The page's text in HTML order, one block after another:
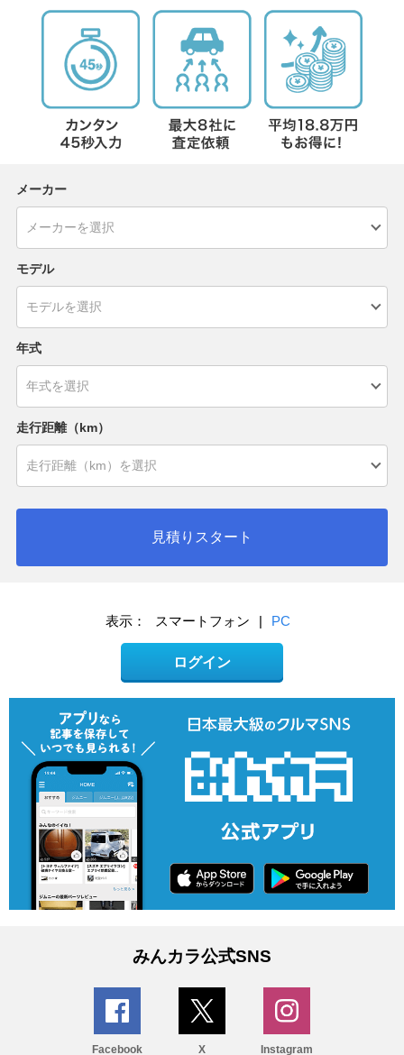
メーカー
モデル
年式
走行距離（km）
見積りスタート
表示： スマートフォン | PC
ログイン
みんカラ公式SNS
Facebook X Instagram